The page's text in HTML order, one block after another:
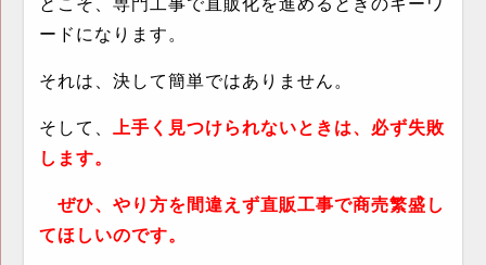
ードになります。
それは、決して簡単ではありません。
そして、
上手く見つけられないときは、必ず失敗
します。
ぜひ、やり方を間違えず直販工事で商売繁盛し
てほしいのです。